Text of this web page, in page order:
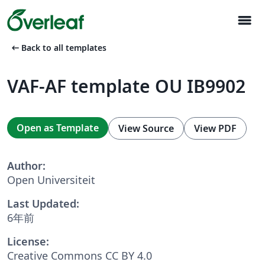
menu
arrow_left_alt Back to all templates
VAF-AF template OU IB9902
Open as Template View Source View PDF
Author:
Open Universiteit
Last Updated:
6年前
License:
Creative Commons CC BY 4.0